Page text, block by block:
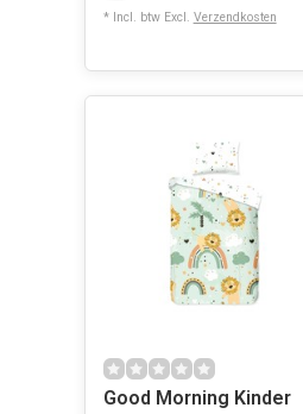
* Incl. btw Excl. Verzendkosten
Good Morning Kinder